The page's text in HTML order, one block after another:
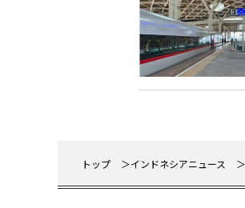
トップ インドネシアニュース